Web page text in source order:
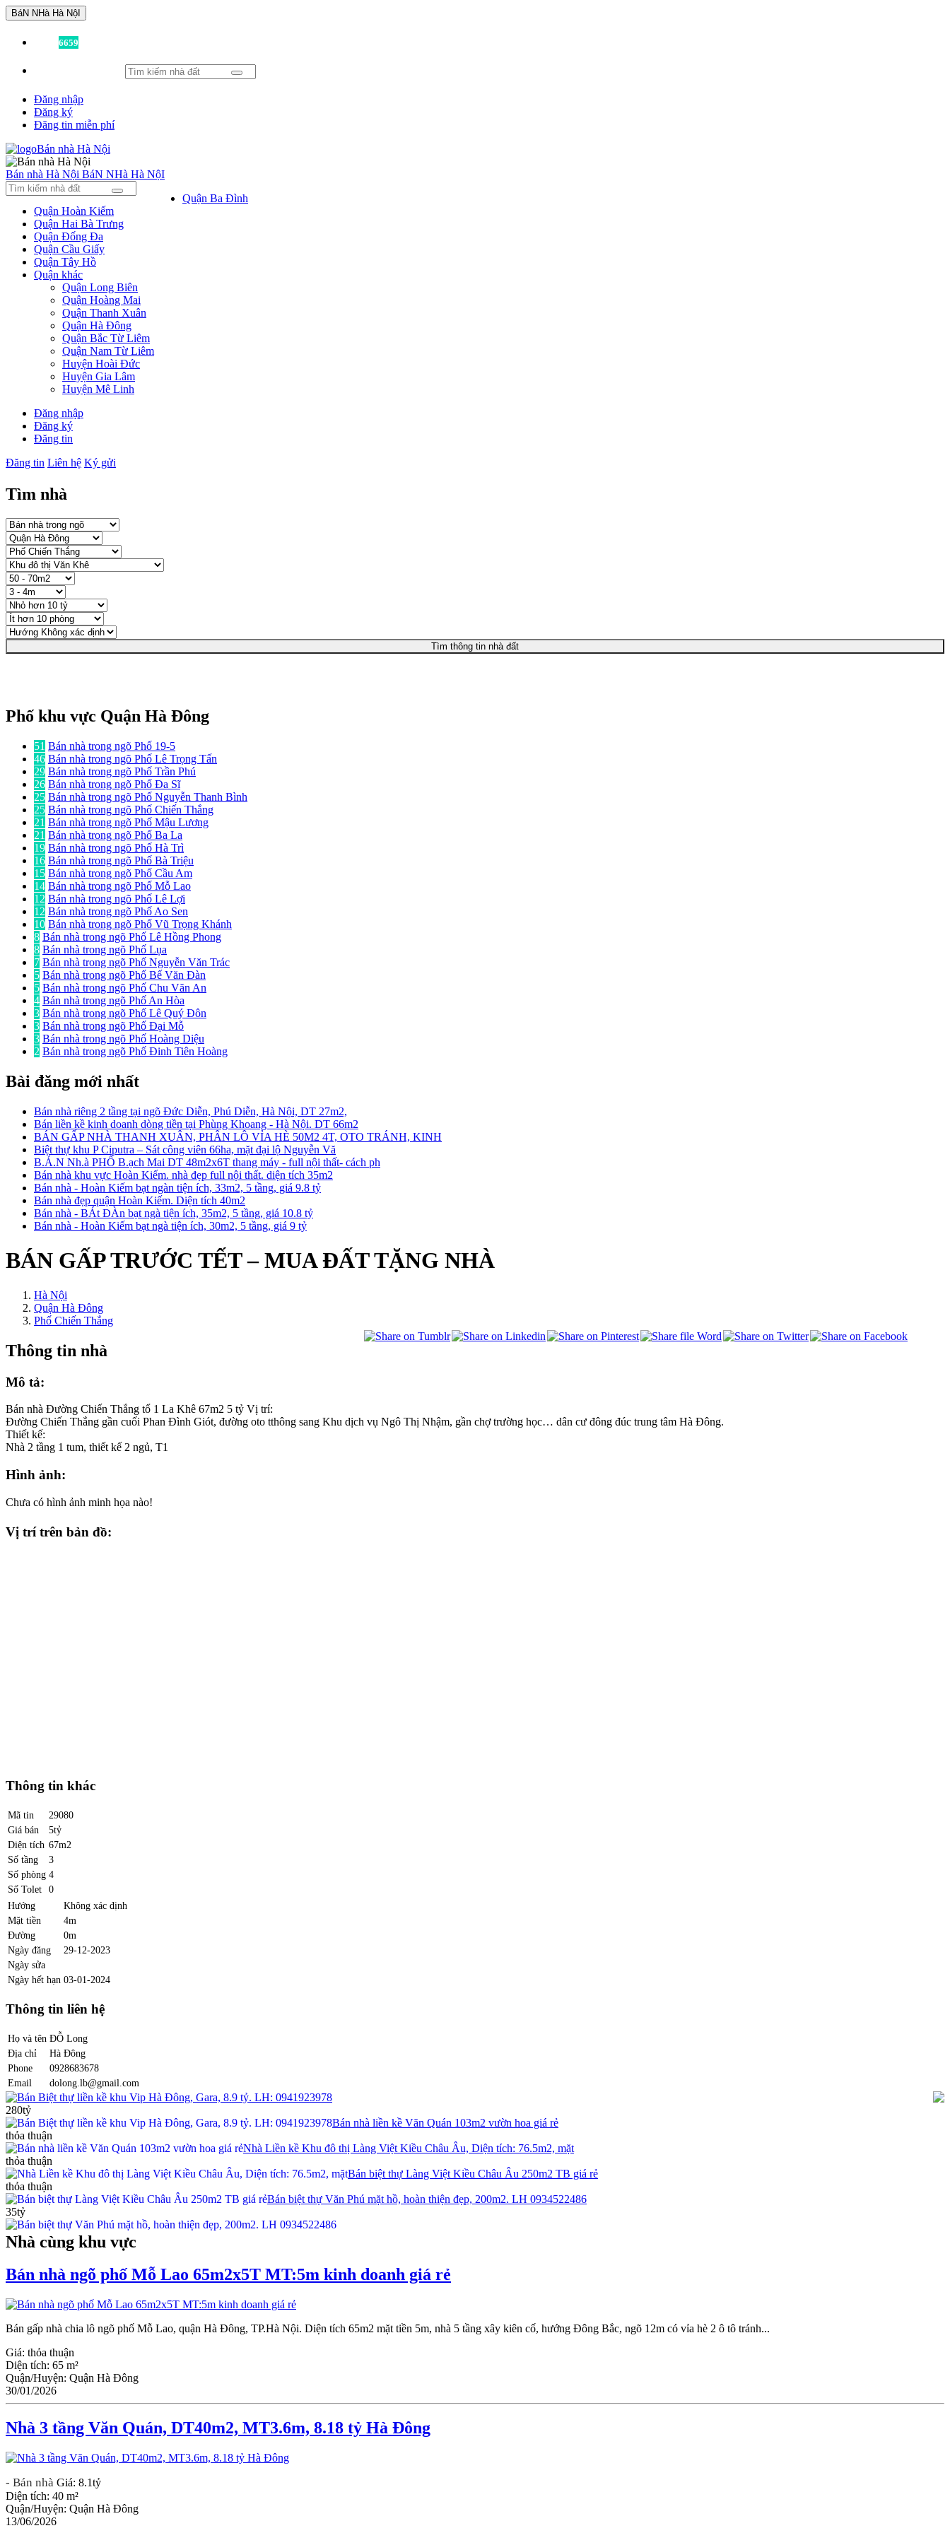
BáN NHà Hà NộI
6659
Đăng nhập
Đăng ký
Đăng tin miễn phí
Bán nhà Hà Nội BáN NHà Hà NộI
Quận Ba Đình
Quận Hoàn Kiếm
Quận Hai Bà Trưng
Quận Đống Đa
Quận Cầu Giấy
Quận Tây Hồ
Quận khác
Quận Long Biên
Quận Hoàng Mai
Quận Thanh Xuân
Quận Hà Đông
Quận Bắc Từ Liêm
Quận Nam Từ Liêm
Huyện Hoài Đức
Huyện Gia Lâm
Huyện Mê Linh
Đăng nhập
Đăng ký
Đăng tin
Đăng tin Liên hệ Ký gửi
Tìm nhà
Tìm thông tin nhà đất
Phố khu vực Quận Hà Đông
51 Bán nhà trong ngõ Phố 19-5
46 Bán nhà trong ngõ Phố Lê Trọng Tấn
29 Bán nhà trong ngõ Phố Trần Phú
26 Bán nhà trong ngõ Phố Đa Sĩ
25 Bán nhà trong ngõ Phố Nguyễn Thanh Bình
25 Bán nhà trong ngõ Phố Chiến Thắng
21 Bán nhà trong ngõ Phố Mậu Lương
21 Bán nhà trong ngõ Phố Ba La
19 Bán nhà trong ngõ Phố Hà Trì
16 Bán nhà trong ngõ Phố Bà Triệu
15 Bán nhà trong ngõ Phố Cầu Am
14 Bán nhà trong ngõ Phố Mỗ Lao
12 Bán nhà trong ngõ Phố Lê Lợi
12 Bán nhà trong ngõ Phố Ao Sen
10 Bán nhà trong ngõ Phố Vũ Trọng Khánh
8 Bán nhà trong ngõ Phố Lê Hồng Phong
8 Bán nhà trong ngõ Phố Lụa
7 Bán nhà trong ngõ Phố Nguyễn Văn Trác
5 Bán nhà trong ngõ Phố Bế Văn Đàn
5 Bán nhà trong ngõ Phố Chu Văn An
4 Bán nhà trong ngõ Phố An Hòa
3 Bán nhà trong ngõ Phố Lê Quý Đôn
3 Bán nhà trong ngõ Phố Đại Mỗ
3 Bán nhà trong ngõ Phố Hoàng Diệu
2 Bán nhà trong ngõ Phố Đinh Tiên Hoàng
Bài đăng mới nhất
Bán nhà riêng 2 tầng tại ngõ Đức Diễn, Phú Diễn, Hà Nội, DT 27m2,
Bán liền kề kinh doanh dòng tiền tại Phùng Khoang - Hà Nội. DT 66m2
BÁN GẤP NHÀ THANH XUÂN, PHÂN LÔ VỈA HÈ 50M2 4T, OTO TRÁNH, KINH
Biệt thự khu P Ciputra – Sát công viên 66ha, mặt đại lộ Nguyễn Vă
B.Á.N Nh.à PHỐ B.ạch Mai DT 48m2x6T thang máy - full nội thất- cách ph
Bán nhà khu vực Hoàn Kiếm. nhà đẹp full nội thất. diện tích 35m2
Bán nhà - Hoàn Kiếm bạt ngàn tiện ích, 33m2, 5 tầng, giá 9.8 tỷ
Bán nhà đẹp quận Hoàn Kiếm. Diện tích 40m2
Bán nhà - BÁt ĐÀn bạt ngà tiện ích, 35m2, 5 tầng, giá 10.8 tỷ
Bán nhà - Hoàn Kiếm bạt ngà tiện ích, 30m2, 5 tầng, giá 9 tỷ
BÁN GẤP TRƯỚC TẾT – MUA ĐẤT TẶNG NHÀ
Hà Nội
Quận Hà Đông
Phố Chiến Thắng
Thông tin nhà
Mô tả:
Bán nhà Đường Chiến Thắng tổ 1 La Khê 67m2 5 tỷ Vị trí:
Đường Chiến Thắng gần cuối Phan Đình Giót, đường oto tthông sang Khu dịch vụ Ngô Thị Nhậm, gần chợ trường học… dân cư đông đúc trung tâm Hà Đông.
Thiết kế:
Nhà 2 tầng 1 tum, thiết kế 2 ngủ, T1
Hình ảnh:
Chưa có hình ảnh minh họa nào!
Vị trí trên bản đồ:
Thông tin khác
Mã tin
29080
Giá bán
5tỷ
Diện tích 67m2
Số tầng
3
Số phòng 4
Số Tolet
0
Hướng
Không xác định
Mặt tiền
4m
Đường
0m
Ngày đăng
29-12-2023
Ngày sửa
Ngày hết hạn 03-01-2024
Thông tin liên hệ
Họ và tên ĐỖ Long
Địa chỉ
Hà Đông
Phone
0928683678
Email
dolong.lb@gmail.com
Bán Biệt thự liền kề khu Vip Hà Đông, Gara, 8.9 tỷ. LH: 0941923978
280tỷ
Bán nhà liền kề Văn Quán 103m2 vườn hoa giá rẻ
thỏa thuận
Nhà Liền kề Khu đô thị Làng Việt Kiều Châu Âu, Diện tích: 76.5m2, mặt
thỏa thuận
Bán biệt thự Làng Việt Kiều Châu Âu 250m2 TB giá rẻ
thỏa thuận
Bán biệt thự Văn Phú mặt hồ, hoàn thiện đẹp, 200m2. LH 0934522486
35tỷ
Nhà cùng khu vực
Bán nhà ngõ phố Mỗ Lao 65m2x5T MT:5m kinh doanh giá rẻ
Bán gấp nhà chia lô ngõ phố Mỗ Lao, quận Hà Đông, TP.Hà Nội. Diện tích 65m2 mặt tiền 5m, nhà 5 tầng xây kiên cố, hướng Đông Bắc, ngõ 12m có vỉa hè 2 ô tô tránh...
Giá: thỏa thuận
Diện tích: 65 m²
Quận/Huyện: Quận Hà Đông
30/01/2026
Nhà 3 tầng Văn Quán, DT40m2, MT3.6m, 8.18 tỷ Hà Đông
- Bán nhà Giá: 8.1tỷ
Diện tích: 40 m²
Quận/Huyện: Quận Hà Đông
13/06/2026